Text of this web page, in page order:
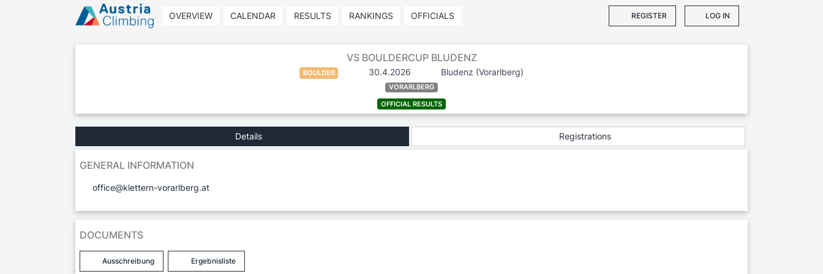
OVERVIEW CALENDAR RESULTS RANKINGS OFFICIALS REGISTER LOG IN
VS BOULDERCUP BLUDENZ
BOULDER 30.4.2026 Bludenz (Vorarlberg)
VORARLBERG
OFFICIAL RESULTS
Details Registrations
GENERAL INFORMATION
office@klettern-vorarlberg.at
DOCUMENTS
Ausschreibung Ergebnisliste